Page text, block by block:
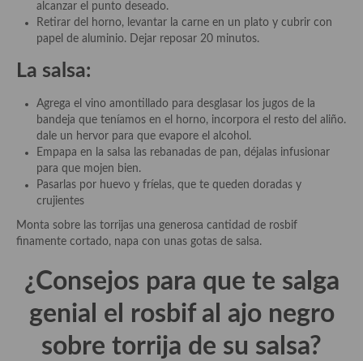
Cocina Azerí (Azerbaiyán)
Cocina de Egipto
Cocina de Tunez
Cocina Oriental
Cocina Tailandesa
Cocina Japonesa
Cocina Vietnamita
Cocina camboyana
Cocina Coreana
Cocina HIndú
Cocina China
alcanzar el punto deseado.
Retirar del horno, levantar la carne en un plato y cubrir con
papel de aluminio. Dejar reposar 20 minutos.
La salsa:
Agrega el vino amontillado para desglasar los jugos de la
bandeja que teníamos en el horno, incorpora el resto del aliño.
dale un hervor para que evapore el alcohol.
Empapa en la salsa las rebanadas de pan, déjalas infusionar
para que mojen bien.
Pasarlas por huevo y fríelas, que te queden doradas y
crujientes
Monta sobre las torrijas una generosa cantidad de rosbif
finamente cortado, napa con unas gotas de salsa.
¿Consejos para que te salga
genial el rosbif al ajo negro
sobre torrija de su salsa?